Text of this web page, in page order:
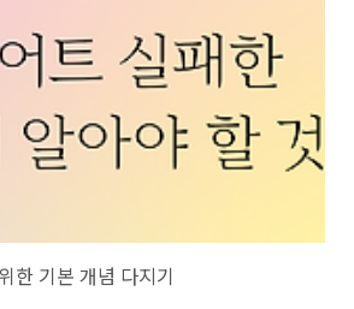
시킬 수 있다. 유익균, 유해균에 대해 자세히
사랑하는 당에 대한 진실 건강한 지방 섭취로
한 기본 개념 다지기